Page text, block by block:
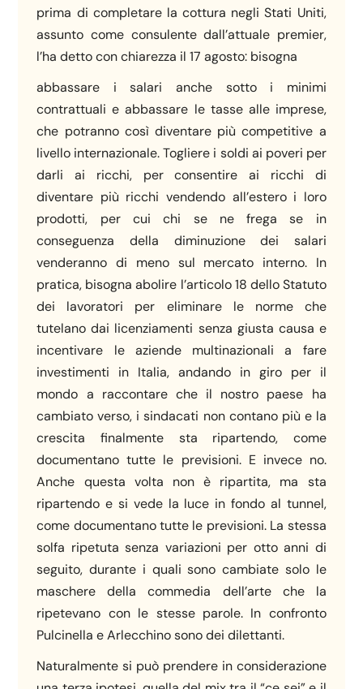
prima di completare la cottura negli Stati Uniti,
assunto come consulente dall’attuale premier,
l’ha detto con chiarezza il 17 agosto: bisogna
abbassare i salari anche sotto i minimi
contrattuali e abbassare le tasse alle imprese,
che potranno così diventare più competitive a
livello internazionale. Togliere i soldi ai poveri per
darli ai ricchi, per consentire ai ricchi di
diventare più ricchi vendendo all’estero i loro
prodotti, per cui chi se ne frega se in
conseguenza della diminuzione dei salari
venderanno di meno sul mercato interno. In
pratica, bisogna abolire l’articolo 18 dello Statuto
dei lavoratori per eliminare le norme che
tutelano dai licenziamenti senza giusta causa e
incentivare le aziende multinazionali a fare
investimenti in Italia, andando in giro per il
mondo a raccontare che il nostro paese ha
cambiato verso, i sindacati non contano più e la
crescita finalmente sta ripartendo, come
documentano tutte le previsioni. E invece no.
Anche questa volta non è ripartita, ma sta
ripartendo e si vede la luce in fondo al tunnel,
come documentano tutte le previsioni. La stessa
solfa ripetuta senza variazioni per otto anni di
seguito, durante i quali sono cambiate solo le
maschere della commedia dell’arte che la
ripetevano con le stesse parole. In confronto
Pulcinella e Arlecchino sono dei dilettanti.
Naturalmente si può prendere in considerazione